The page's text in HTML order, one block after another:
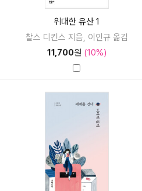
위대한 유산 1
찰스 디킨스 지음, 이인규 옮김
11,700원 (10%)